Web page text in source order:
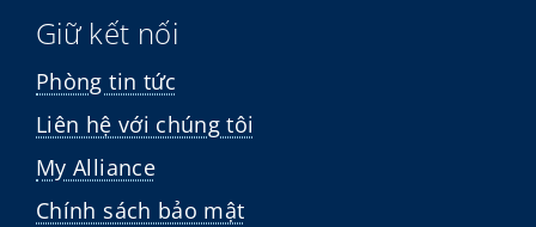
Giữ kết nối
Phòng tin tức
Liên hệ với chúng tôi
My Alliance
Chính sách bảo mật